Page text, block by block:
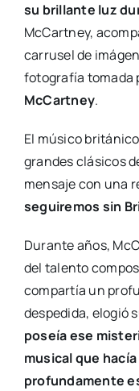
su brillante luz
McCartney,
carrusel de
fotografía tomada
McCartney.
El músico
grandes clásicos
mensaje con una
seguiremos sin
Durante años,
del talento
compartía un
despedida, elogió
poseía ese
musical que
profundamente